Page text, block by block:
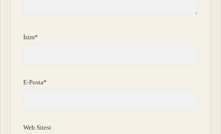
İsim*
E-Posta*
Web Sitesi